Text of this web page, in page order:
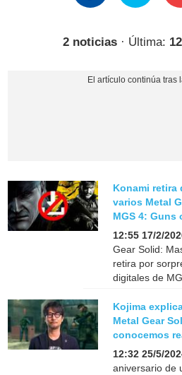
2 noticias· Última:
Konami
varios Metal
MGS 4: Guns
12:55 17/2/
Gear Solid:
retira por
digitales de
Kojima
Metal Gear
conocemos
12:32 25/5/
aniversario de